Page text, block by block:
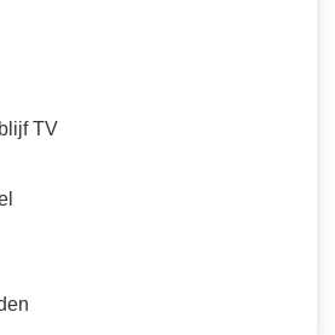
TV